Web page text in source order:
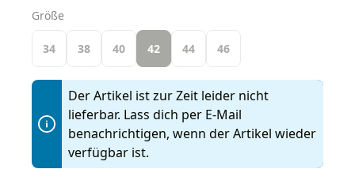
Größe
34 38 40 42 44 46
Der Artikel ist zur Zeit leider nicht
lieferbar. Lass dich per E-Mail
benachrichtigen, wenn der Artikel wieder
verfügbar ist.